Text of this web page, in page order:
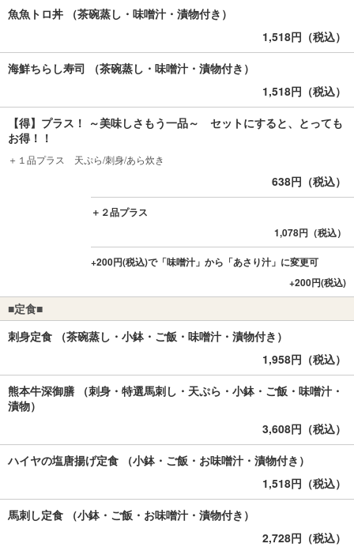
魚魚トロ丼 （茶碗蒸し・味噌汁・漬物付き）
1,518円（税込）
海鮮ちらし寿司 （茶碗蒸し・味噌汁・漬物付き）
1,518円（税込）
【得】プラス！ ～美味しさもう一品～ セットにすると、とっても
お得！！
＋１品プラス 天ぷら/刺身/あら炊き
638円（税込）
＋２品プラス
1,078円（税込）
+200円(税込)で「味噌汁」から「あさり汁」に変更可
+200円(税込)
■定食■
刺身定食 （茶碗蒸し・小鉢・ご飯・味噌汁・漬物付き）
1,958円（税込）
熊本牛深御膳 （刺身・特選馬刺し・天ぷら・小鉢・ご飯・味噌汁・
漬物）
3,608円（税込）
ハイヤの塩唐揚げ定食 （小鉢・ご飯・お味噌汁・漬物付き）
1,518円（税込）
馬刺し定食 （小鉢・ご飯・お味噌汁・漬物付き）
2,728円（税込）